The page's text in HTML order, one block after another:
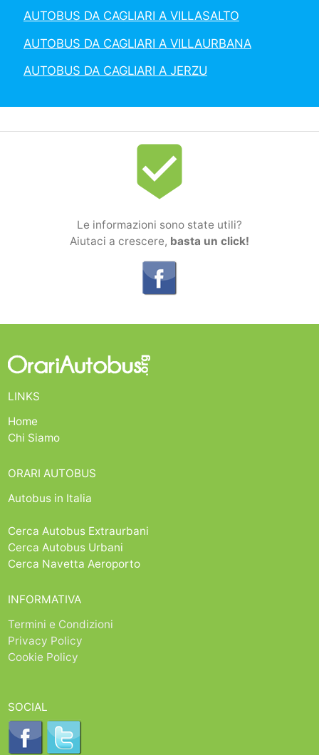
AUTOBUS DA CAGLIARI A VILLASALTO
AUTOBUS DA CAGLIARI A VILLAURBANA
AUTOBUS DA CAGLIARI A JERZU
beenhere
Le informazioni sono state utili?
Aiutaci a crescere, basta un click!
LINKS
Home
Chi Siamo
ORARI AUTOBUS
Autobus in Italia
Cerca Autobus Extraurbani
Cerca Autobus Urbani
Cerca Navetta Aeroporto
INFORMATIVA
Termini e Condizioni
Privacy Policy
Cookie Policy
SOCIAL